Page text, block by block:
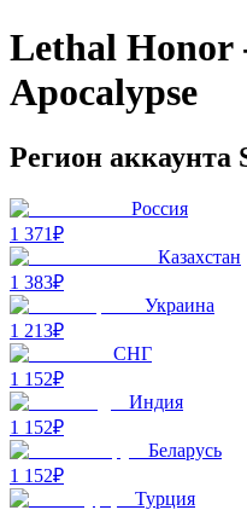
Lethal Honor
Apocalypse
Регион аккаунта
Россия
1 371₽
Казахстан
1 383₽
Украина
1 213₽
СНГ
1 152₽
Индия
1 152₽
Беларусь
1 152₽
Турция